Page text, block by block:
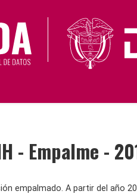
- Empalme -
empalmado. A partir del año